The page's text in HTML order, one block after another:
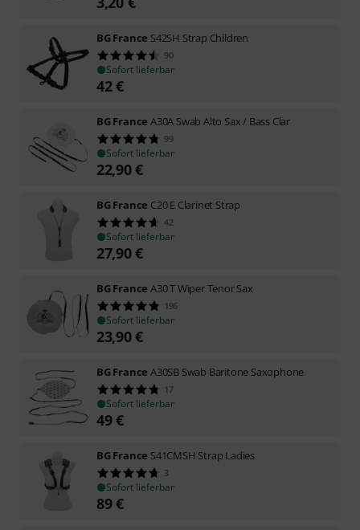
BG France S42SH Strap Children
90
Sofort lieferbar
42€
BG France A30A Swab Alto Sax / Bass Clar
99
Sofort lieferbar
22,90€
BG France C20 E Clarinet Strap
42
Sofort lieferbar
27,90€
BG France A30 T Wiper Tenor Sax
196
Sofort lieferbar
23,90€
BG France A30SB Swab Baritone Saxophone
17
Sofort lieferbar
49€
BG France S41CMSH Strap Ladies
3
Sofort lieferbar
89€